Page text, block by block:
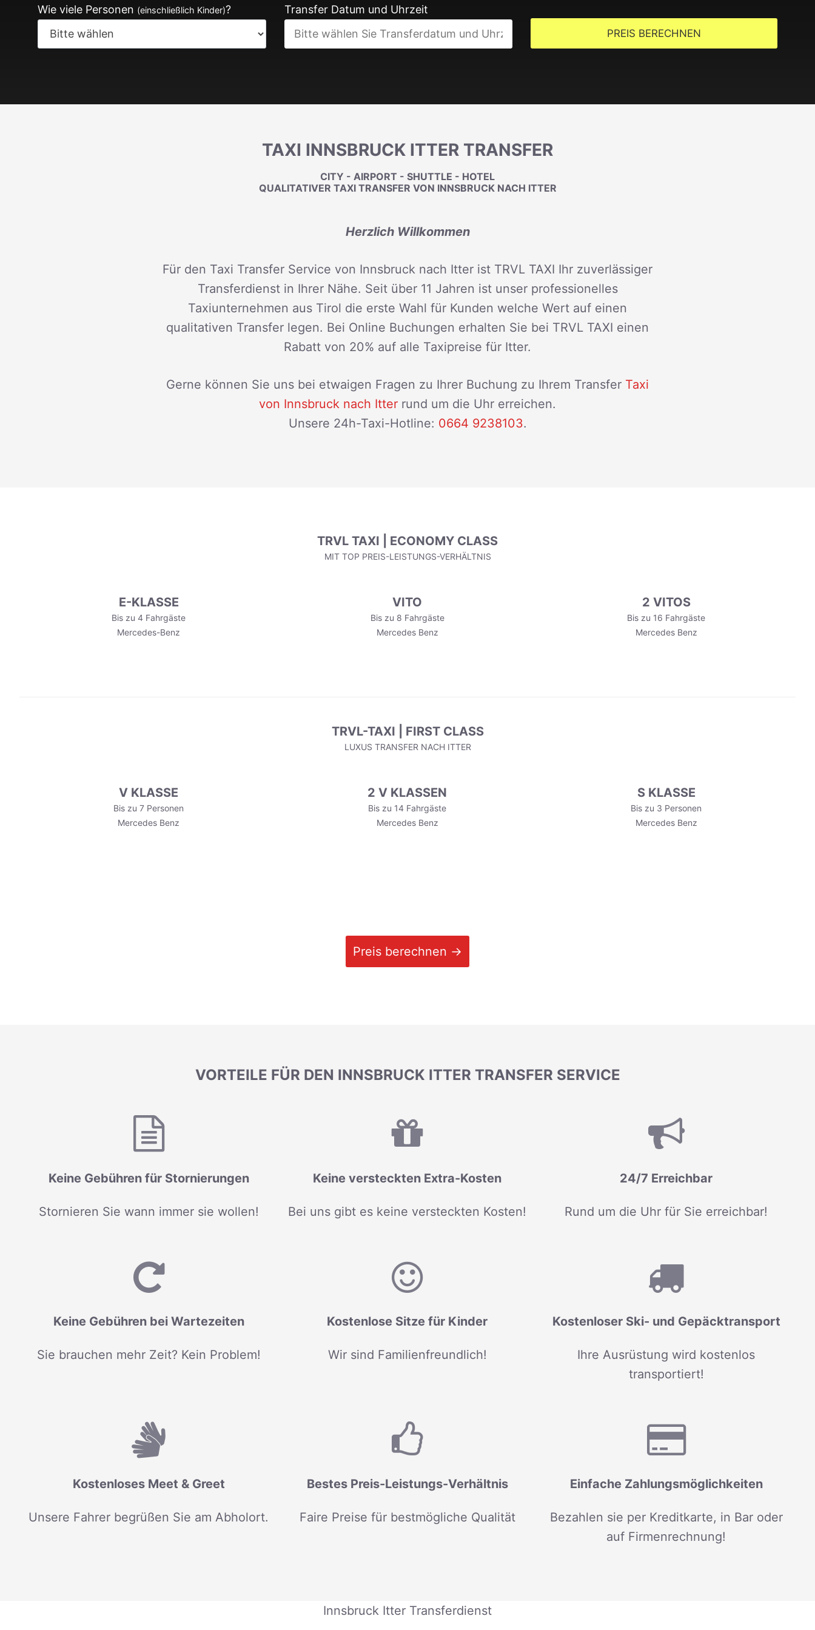
Wie viele Personen (einschließlich Kinder)? Transfer Datum und Uhrzeit
PREIS BERECHNEN
TAXI INNSBRUCK ITTER TRANSFER
CITY - AIRPORT - SHUTTLE - HOTEL
QUALITATIVER TAXI TRANSFER VON INNSBRUCK NACH ITTER
Herzlich Willkommen
Für den Taxi Transfer Service von Innsbruck nach Itter ist TRVL TAXI Ihr zuverlässiger
Transferdienst in Ihrer Nähe. Seit über 11 Jahren ist unser professionelles
Taxiunternehmen aus Tirol die erste Wahl für Kunden welche Wert auf einen
qualitativen Transfer legen. Bei Online Buchungen erhalten Sie bei TRVL TAXI einen
Rabatt von 20% auf alle Taxipreise für Itter.
Gerne können Sie uns bei etwaigen Fragen zu Ihrer Buchung zu Ihrem Transfer Taxi
von Innsbruck nach Itter rund um die Uhr erreichen.
Unsere 24h-Taxi-Hotline: 0664 9238103.
TRVL TAXI | ECONOMY CLASS
MIT TOP PREIS-LEISTUNGS-VERHÄLTNIS
E-KLASSE
Bis zu 4 Fahrgäste
Mercedes-Benz
VITO
Bis zu 8 Fahrgäste
Mercedes Benz
2 VITOS
Bis zu 16 Fahrgäste
Mercedes Benz
TRVL-TAXI | FIRST CLASS
LUXUS TRANSFER NACH ITTER
V KLASSE
Bis zu 7 Personen
Mercedes Benz
2 V KLASSEN
Bis zu 14 Fahrgäste
Mercedes Benz
S KLASSE
Bis zu 3 Personen
Mercedes Benz
Preis berechnen →
VORTEILE FÜR DEN INNSBRUCK ITTER TRANSFER SERVICE
Keine Gebühren für Stornierungen
Stornieren Sie wann immer sie wollen!
Keine versteckten Extra-Kosten
Bei uns gibt es keine versteckten Kosten!
24/7 Erreichbar
Rund um die Uhr für Sie erreichbar!
Keine Gebühren bei Wartezeiten
Sie brauchen mehr Zeit? Kein Problem!
Kostenlose Sitze für Kinder
Wir sind Familienfreundlich!
Kostenloser Ski- und Gepäcktransport
Ihre Ausrüstung wird kostenlos
transportiert!
Kostenloses Meet & Greet
Unsere Fahrer begrüßen Sie am Abholort.
Bestes Preis-Leistungs-Verhältnis
Faire Preise für bestmögliche Qualität
Einfache Zahlungsmöglichkeiten
Bezahlen sie per Kreditkarte, in Bar oder
auf Firmenrechnung!
Innsbruck Itter Transferdienst